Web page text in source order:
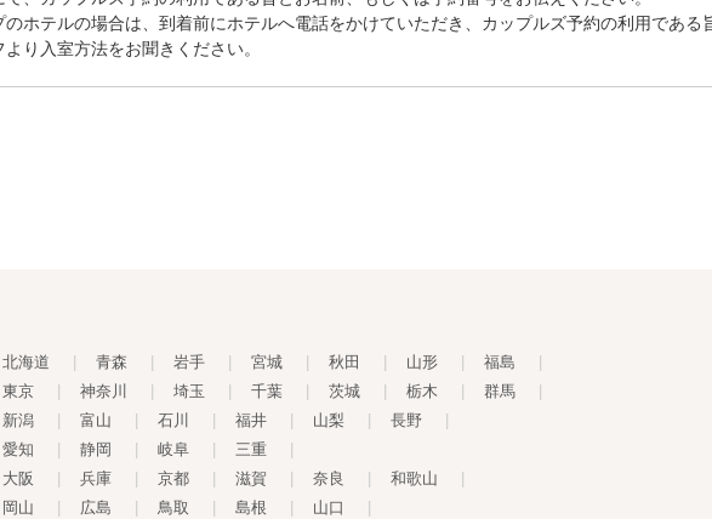
のホテルの場合は、到着前にホテルへ電話をかけていただき、カップルズ予約の利用であ
より入室方法をお聞きください。
北海道 青森 岩手 宮城 秋田 山形 福島
東京 神奈川 埼玉 千葉 茨城 栃木 群馬
新潟 富山 石川 福井 山梨 長野
愛知 静岡 岐阜 三重
大阪 兵庫 京都 滋賀 奈良 和歌山
岡山 広島 鳥取 島根 山口